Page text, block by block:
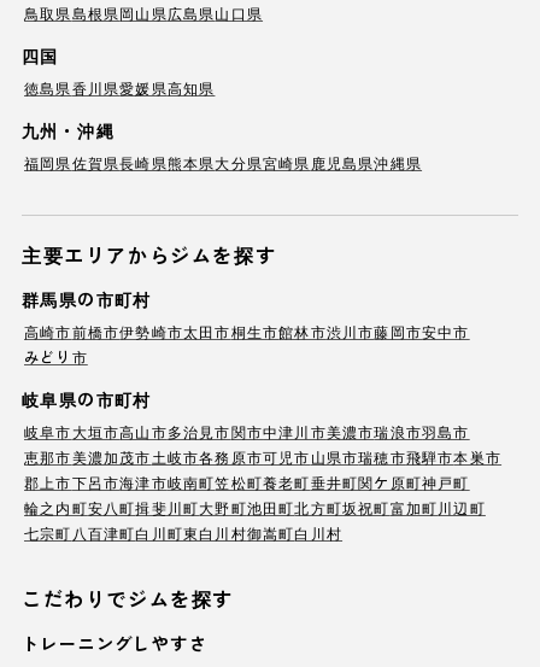
鳥取県島根県岡山県広島県山口県
四国
徳島県香川県愛媛県高知県
九州・沖縄
福岡県佐賀県長崎県熊本県大分県宮崎県 鹿児島県沖縄県
主要エリアからジムを探す
群馬県の市町村
高崎市前橋市伊勢崎市太田市桐生市館林市渋川市藤岡市安中市
みどり市
岐阜県の市町村
岐阜市大垣市高山市多治見市関市中津川市美濃市瑞浪市羽島市
恵那市美濃加茂市土岐市各務原市可児市山県市瑞穂市飛騨市本巣市
郡上市下呂市海津市岐南町笠松町養老町垂井町関ケ原町神戸町
輪之内町安八町揖斐川町大野町池田町北方町坂祝町富加町川辺町
七宗町 八百津町白川町東白川村御嵩町白川村
こだわりでジムを探す
トレーニングしやすさ